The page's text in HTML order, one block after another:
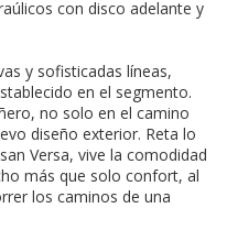
con disco adelante y
y sofisticadas líneas,
en el segmento.
no solo en el camino
diseño exterior. Reta lo
Versa, vive la comodidad
más que solo confort, al
los caminos de una